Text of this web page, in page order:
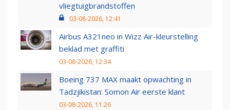
vliegtuigbrandstoffen
03-08-2026, 12:41
Airbus A321neo in Wizz Air-kleurstelling
beklad met graffiti
03-08-2026, 12:34
Boeing 737 MAX maakt opwachting in
Tadzjikistan: Somon Air eerste klant
03-08-2026, 11:26